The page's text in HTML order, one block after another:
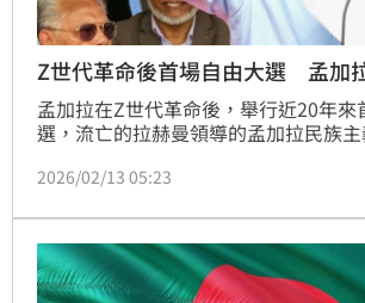
Z世代革命後首場自由大選 孟加
孟加拉在Z世代革命後，舉行近20年來
選，流亡的拉赫曼領導的孟加拉民族
斯坦皆祝賀BNP。本次選舉也被視為孟
月憲章」公投案也高票通過。BNP承
代，並對貪腐零容忍。前獨裁者哈希
譴責選舉為「鬧劇」。
2026/02/13 05:23